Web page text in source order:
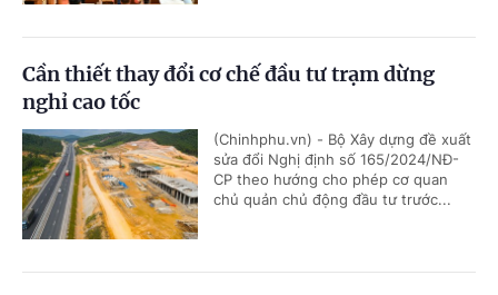
Cần thiết thay đổi cơ chế đầu tư trạm dừng
nghỉ cao tốc
(Chinhphu.vn) - Bộ Xây dựng đề xuất
sửa đổi Nghị định số 165/2024/NĐ-
CP theo hướng cho phép cơ quan
chủ quản chủ động đầu tư trước...